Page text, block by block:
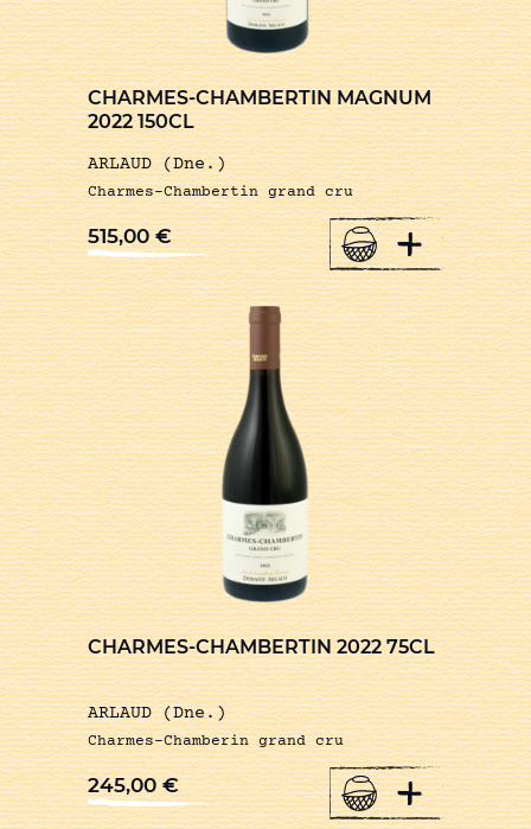
CHARMES-CHAMBERTIN MAGNUM
2022 150CL
ARLAUD (Dne.)
Charmes-Chambertin grand cru
515,00€ +
CHARMES-CHAMBERTIN 2022 75CL
ARLAUD (Dne.)
Charmes-Chamberin grand cru
245,00€ +